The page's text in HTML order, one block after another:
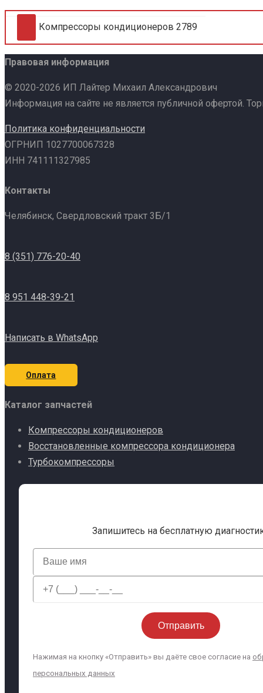
Компрессоры кондиционеров 2789
Правовая информация
© 2020-2026 ИП Лайтер Михаил Александрович
Информация на сайте не является публичной офертой.
Политика конфиденциальности
ОГРНИП 1027700067328
ИНН 741111327985
Контакты
Челябинск, Свердловский тракт 3Б/1
8 (351) 776-20-40
8 951 448-39-21
Написать в WhatsApp
Оплата
Каталог запчастей
Компрессоры кондиционеров
Восстановленные компрессора кондиционера
Турбокомпрессоры
Запишитесь на бесплатную
Нажимая на кнопку «Отправить» вы даёте свое согласие на
персональных данных